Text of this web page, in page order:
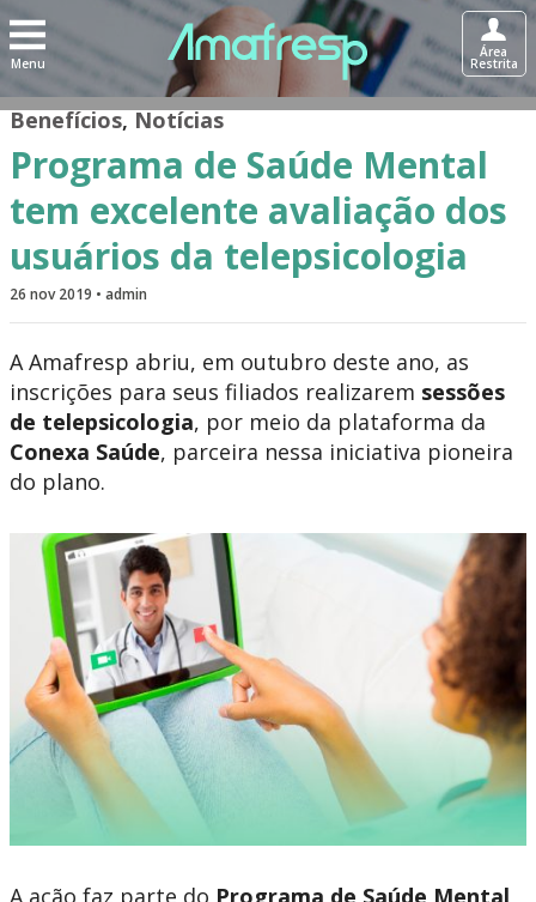
Menu
Área
Restrita
Benefícios,Notícias
Programa de Saúde Mental
tem excelente avaliação dos
usuários da telepsicologia
26 nov 2019 • admin
A Amafresp abriu, em outubro deste ano, as
inscrições para seus filiados realizarem sessões
de telepsicologia, por meio da plataforma da
Conexa Saúde, parceira nessa iniciativa pioneira
do plano.